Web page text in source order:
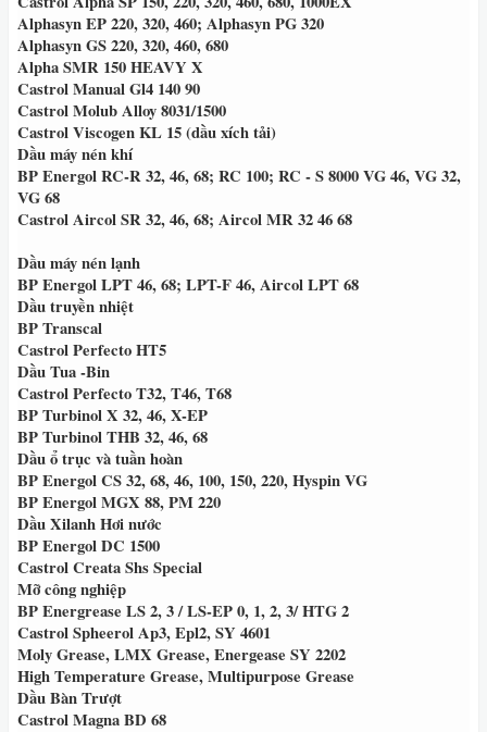
Alphasyn EP 220, 320, 460; Alphasyn PG 320
Alphasyn GS 220, 320, 460, 680
Alpha SMR 150 HEAVY X
Castrol Manual Gl4 140 90
Castrol Molub Alloy 8031/1500
Castrol Viscogen KL 15 (dầu xích tải)
Dầu máy nén khí
BP Energol RC-R 32, 46, 68; RC 100; RC - S 8000 VG 46, VG 32,
VG 68
Castrol Aircol SR 32, 46, 68; Aircol MR 32 46 68
Dầu máy nén lạnh
BP Energol LPT 46, 68; LPT-F 46, Aircol LPT 68
Dầu truyền nhiệt
BP Transcal
Castrol Perfecto HT5
Dầu Tua -Bin
Castrol Perfecto T32, T46, T68
BP Turbinol X 32, 46, X-EP
BP Turbinol THB 32, 46, 68
Dầu ổ trục và tuần hoàn
BP Energol CS 32, 68, 46, 100, 150, 220, Hyspin VG
BP Energol MGX 88, PM 220
Dầu Xilanh Hơi nước
BP Energol DC 1500
Castrol Creata Shs Special
Mỡ công nghiệp
BP Energrease LS 2, 3 / LS-EP 0, 1, 2, 3/ HTG 2
Castrol Spheerol Ap3, Epl2, SY 4601
Moly Grease, LMX Grease, Energease SY 2202
High Temperature Grease, Multipurpose Grease
Dầu Bàn Trượt
Castrol Magna BD 68